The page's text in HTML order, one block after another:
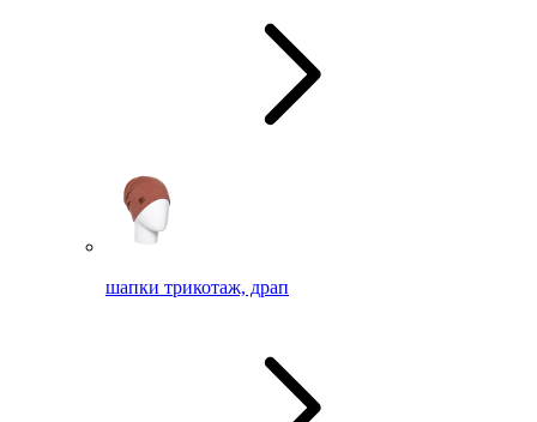
шапки трикотаж, драп